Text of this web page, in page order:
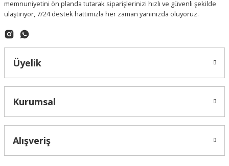
memnuniyetini ön planda tutarak siparişlerinizi hızlı ve güvenli şekilde
ulaştırıyor, 7/24 destek hattımızla her zaman yanınızda oluyoruz.
Üyelik
Kurumsal
Alışveriş